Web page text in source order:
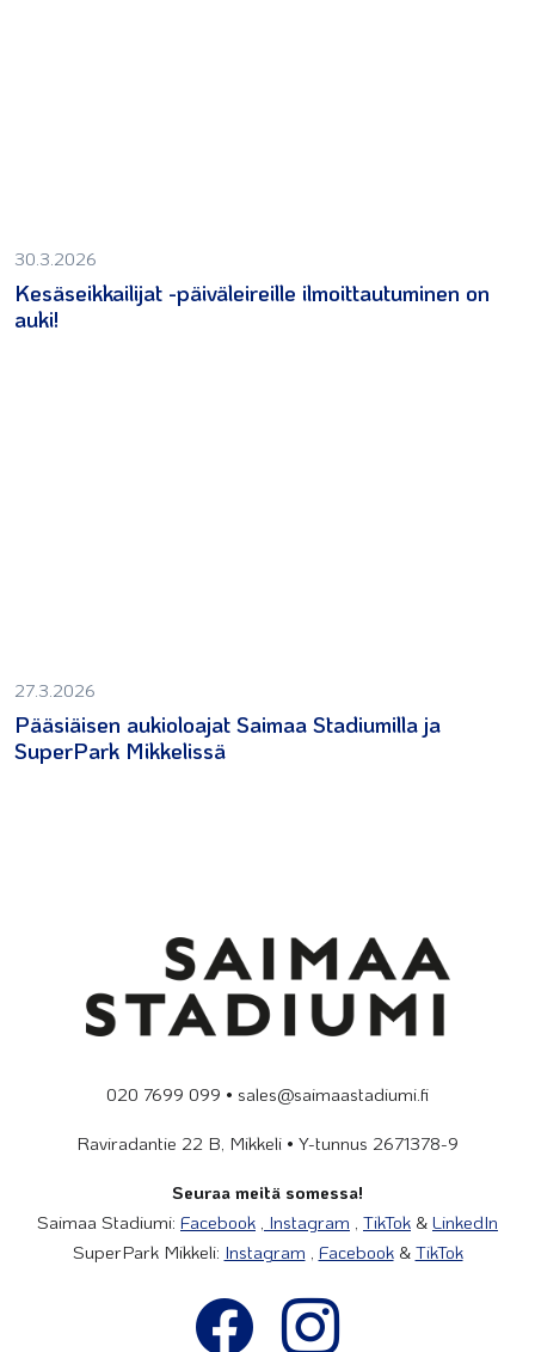
30.3.2026
Kesäseikkailijat -päiväleireille ilmoittautuminen on
auki!
27.3.2026
Pääsiäisen aukioloajat Saimaa Stadiumilla ja
SuperPark Mikkelissä
020 7699 099 • sales@saimaastadiumi.fi
Raviradantie 22 B, Mikkeli • Y-tunnus 2671378-9
Seuraa meitä somessa!
Saimaa Stadiumi: Facebook , Instagram , TikTok & LinkedIn
SuperPark Mikkeli: Instagram , Facebook& TikTok